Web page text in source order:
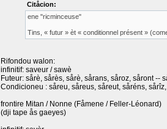
Citåcion:
ene "ricminceuse"
Tins, « futur » èt « conditionnel présent »
Rifondou walon:
infinitif: saveur / sawè
Futeur: sårè, sårès, sårè, sårans, såroz, såront --
Condicioneu : såreu, såreus, såreut, såréns,
frontire Mitan / Nonne (Fåmene / Feller-Léonard)
(dji tape ås gaeyes)